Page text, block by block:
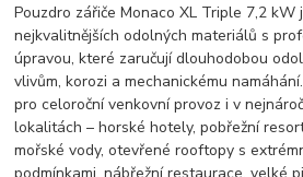
Pouzdro zářiče Monaco XL Triple 7,2 kW
nejkvalitnějších odolných materiálů s
úpravou, které zaručují dlouhodobou
vlivům, korozi a mechanickému
pro celoroční venkovní provoz i v
lokalitách – horské hotely, pobřežní
mořské vody, otevřené rooftopy s
podmínkami, nábřežní restaurace, velké